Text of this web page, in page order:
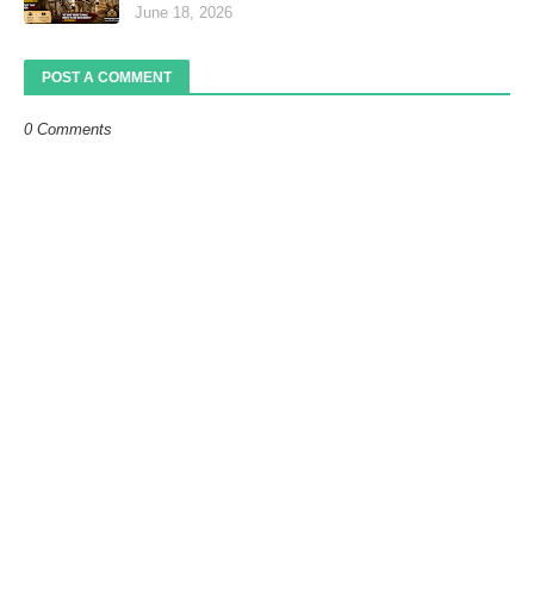
June 18, 2026
POST A COMMENT
0 Comments